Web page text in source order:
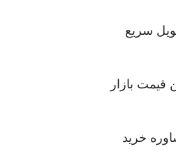
سریع
قیمت بازار
خرید